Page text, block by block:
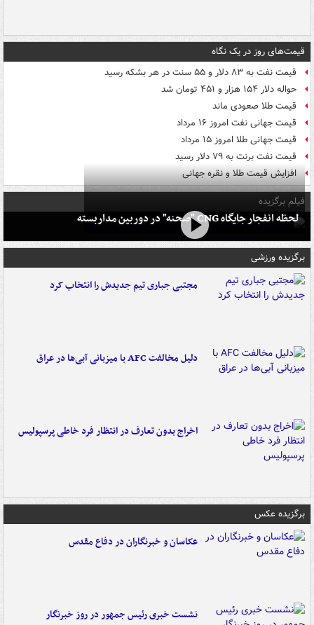
قیمت‌های روز در یک نگاه
قیمت نفت به ۸۳ دلار و ۵۵ سنت در هر بشکه رسید
حواله دلار ۱۵۴ هزار و ۴۵۱ تومان شد
قیمت طلا صعودی ماند
قیمت جهانی نفت امروز ۱۶ مرداد
قیمت جهانی طلا امروز ۱۵ مرداد
قیمت نفت برنت به ۷۹ دلار رسید
افزایش قیمت طلا و نقره جهانی
فیلم برگزیده
لحظه انفجار جایگاه CNG "صحنه" در دوربین مداربسته
برگزیده ورزشی
مجتبی جباری تیم جدیدش را انتخاب کرد
دلیل مخالفت AFC با میزبانی آبی‌ها در عراق
اخراج بدون تعارف در انتظار فرد خاطی پرسپولیس
برگزیده عکس
عکاسان و خبرنگاران در دفاع مقدس
نشست خبری رئیس جمهور در روز خبرنگار